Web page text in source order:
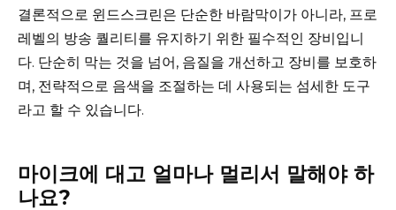
결론적으로 윈드스크린은 단순한 바람막이가 아니라, 프로
레벨의 방송 퀄리티를 유지하기 위한 필수적인 장비입니
다. 단순히 막는 것을 넘어, 음질을 개선하고 장비를 보호하
며, 전략적으로 음색을 조절하는 데 사용되는 섬세한 도구
라고 할 수 있습니다.
마이크에 대고 얼마나 멀리서 말해야 하
나요?